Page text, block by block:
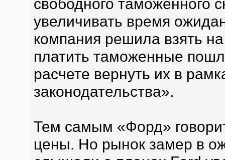
свободного таможенного
увеличивать время
компания решила взять
платить таможенные
расчете вернуть их в
законодательства».
Тем самым «Форд»
цены. Но рынок замер в